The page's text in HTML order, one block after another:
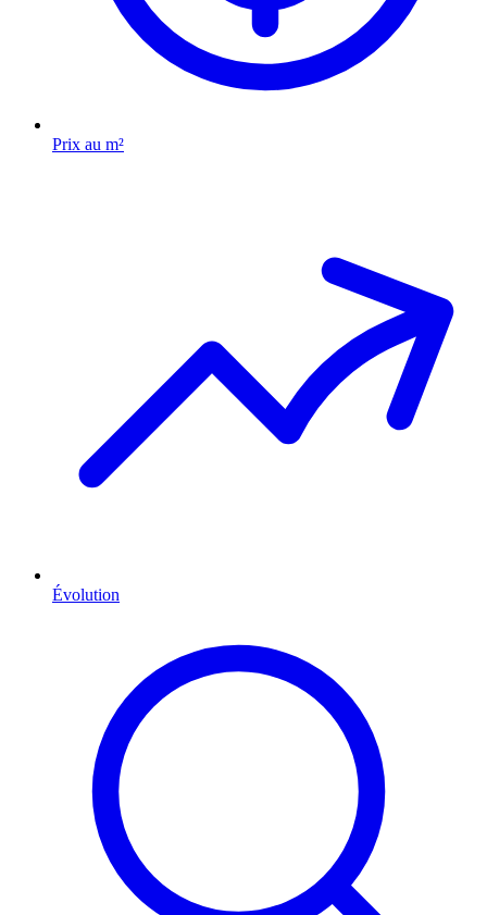
Prix au m²
Évolution